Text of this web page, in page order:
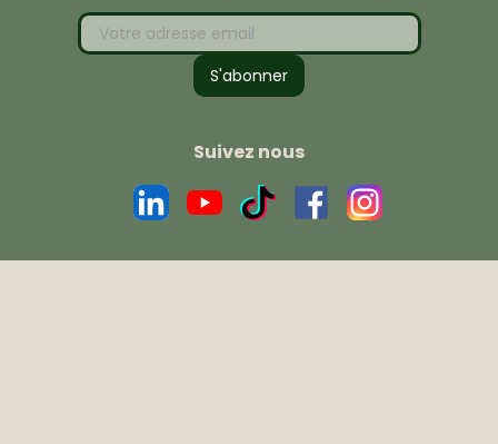
Suivez nous